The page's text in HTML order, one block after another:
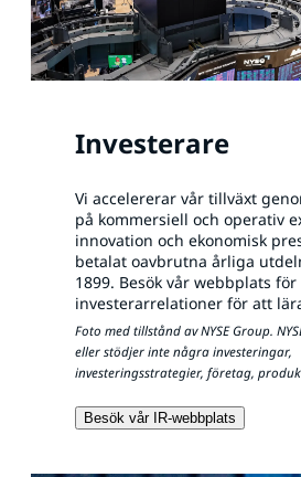
Investerare
Vi accelererar vår tillväxt
på kommersiell och operativ
innovation och ekonomisk
betalat oavbrutna årliga
1899. Besök vår webbplats för
investerarrelationer för att
Foto med tillstånd av NYSE Group.
eller stödjer inte några investeringar,
investeringsstrategier, företag,
Besök vår IR-webbplats